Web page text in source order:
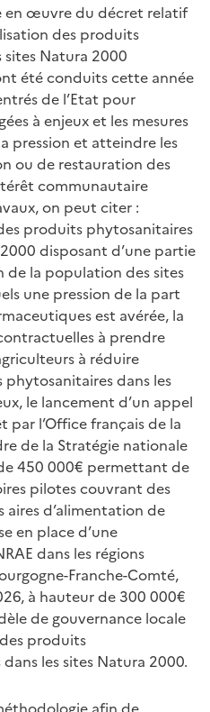
en œuvre du décret relatif
des produits
Natura 2000
été conduits cette année
de l’Etat pour
à enjeux et les mesures
pression et atteindre les
ou de restauration des
communautaire
on peut citer :
produits phytosanitaires
disposant d’une partie
de la population des sites
une pression de la part
est avérée, la
à prendre
à réduire
dans les
le lancement d’un appel
par l’Office français de la
de la Stratégie nationale
450 000€ permettant de
pilotes couvrant des
d’alimentation de
en place d’une
dans les régions
Franche-Comté,
à hauteur de 300 000€
de gouvernance locale
produits
les sites Natura 2000.